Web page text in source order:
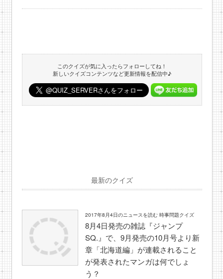
このクイズが気に入ったらフォローしてね！
新しいクイズコンテンツなど更新情報を配信中♪
最新のクイズ
2017年8月4日のニュースを読む 時事問題クイズ
8月4日発売の雑誌『ジャンプ
SQ.』で、9月発売の10月号より新
章「北海道編」が連載されること
が発表されたマンガは何でしょ
う？